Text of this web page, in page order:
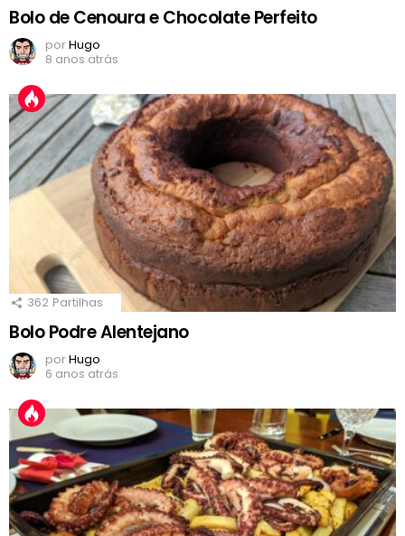
Bolo de Cenoura e Chocolate Perfeito
porHugo
8 anos atrás
362 Partilhas
Bolo Podre Alentejano
porHugo
6 anos atrás